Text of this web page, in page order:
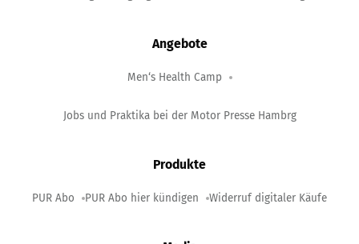
Angebote
Men‘s Health Camp
Jobs und Praktika bei der Motor Presse Hambrg
Produkte
PUR Abo PUR Abo hier kündigen Widerruf digitaler Käufe